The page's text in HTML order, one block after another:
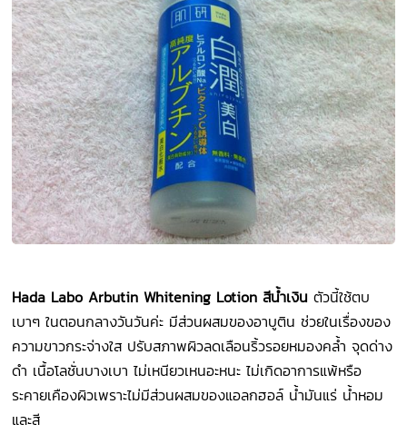
Hada Labo Arbutin Whitening Lotion สีน้ำเงินตัวนี้ใช้ตบ
เบาๆ ในตอนกลางวันวันค่ะ มีส่วนผสมของอาบูติน ช่วยในเรื่องของ
ความขาวกระจ่างใส ปรับสภาพผิวลดเลือนริ้วรอยหมองคล้ำ จุดด่าง
ดำ เนื้อโลชั่นบางเบา ไม่เหนียวเหนอะหนะ ไม่เกิดอาการแพ้หรือ
ระคายเคืองผิวเพราะไม่มีส่วนผสมของแอลกฮอล์ น้ำมันแร่ น้ำหอม
และสี